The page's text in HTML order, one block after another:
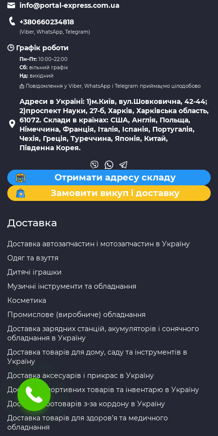
info@portal-express.com.ua
+380660234818
(Viber, WhatsApp, Telegram)
🕒 Графік роботи
Пн–Пт: 10:00–22:00
Сб: вільний графік
Нд: вихідний
📩 Повідомлення у Viber, WhatsApp і Telegram приймаємо цілодобово
Адреси в Україні: 1)м.Київ, вул.Шовковична, 42-44;
2)проспект Науки, 27-б, Харків, Харківська область,
61072. Склади в країнах: США, Англія, Польща,
Німеччина, Франція, Італія, Іспанія, Португалія,
Чехія, Греція, Туреччина, Японія, Китай,
Південна Корея.
Отримати адресу складу
Замовити викуп і доставку
Доставка
Доставка автозапчастин і мотозапчастин в Україну
Одяг та взуття
Дитячі іграшки
Музичні інструменти та обладнання
Косметика
Промислове (виробниче) обладнання
Доставка зарядних станцій, акумуляторів і сонячного
обладнання в Україну
Доставка товарів для дому, саду та інструментів в
Україну
Доставка аксесуарів і прикрас в Україну
Доставка спортивних товарів та інвентарю в Україну
Доставка зоотоварів з-за кордону в Україну
Доставка товарів для здоров’я та медичного
обладнання